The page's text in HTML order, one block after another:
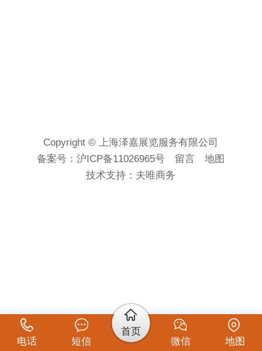
Copyright © 上海泽嘉展览服务有限公司
备案号：沪ICP备11026965号 留言地图
技术支持： 夫唯商务
电话 短信
首页
微信
地图